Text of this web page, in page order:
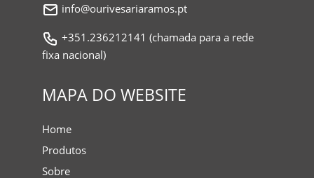
info@ourivesariaramos.pt
+351.236212141 (chamada para a rede
fixa nacional)
MAPA DO WEBSITE
Home
Produtos
Sobre